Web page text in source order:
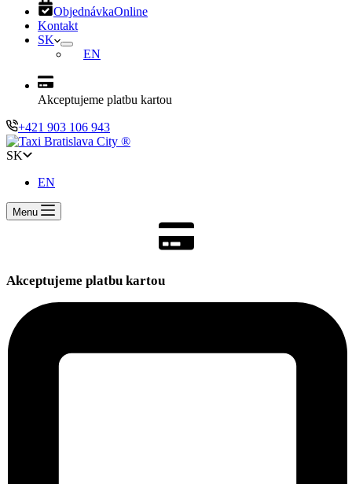
ObjednávkaOnline
Kontakt
SK
EN
Akceptujeme platbu kartou
+421 903 106 943
SK
EN
Menu
Akceptujeme platbu kartou